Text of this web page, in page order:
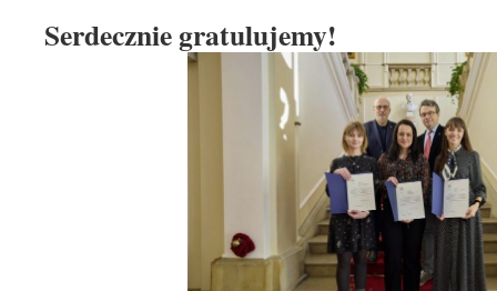
Serdecznie gratulujemy!